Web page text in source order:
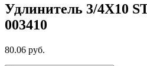
Удлинитель 3/4X10
003410
80.06 руб.